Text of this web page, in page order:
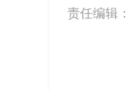
责任编辑：